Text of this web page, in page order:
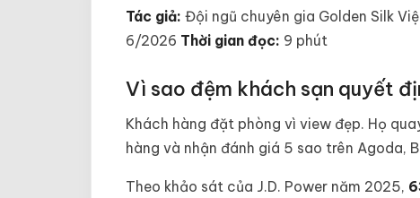
Tác giả: Đội ngũ chuyên gia Golden Silk
6/2026 Thời gian đọc: 9 phút
Vì sao đệm khách sạn quyết
Khách hàng đặt phòng vì view đẹp. Họ
hàng và nhận đánh giá 5 sao trên Agoda,
Theo khảo sát của J.D. Power năm 2025,